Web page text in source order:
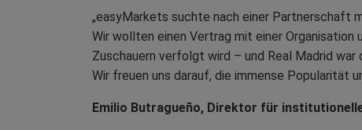
„easyMarkets suchte nach einer Partnerschaft
Wir wollten einen Vertrag mit einer
Zuschauern verfolgt wird – und Real Madrid
Wir freuen uns darauf, die immense Popularität
Emilio Butragueño, Direktor für